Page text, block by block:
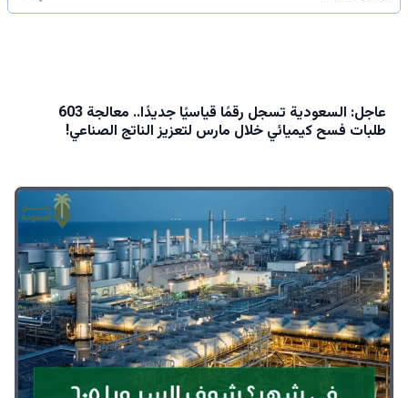
عاجل: السعودية تسجل رقمًا قياسيًا جديدًا.. معالجة 603
طلبات فسح كيميائي خلال مارس لتعزيز الناتج الصناعي!